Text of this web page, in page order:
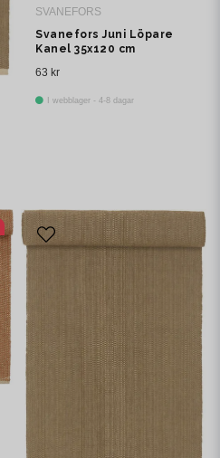
SVANEFORS
Svanefors Juni Löpare
Kanel 35x120 cm
63 kr
I webblager - 4-8 dagar